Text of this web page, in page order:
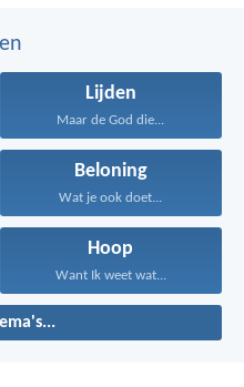
Lijden
Maar de God die...
Beloning
Wat je ook doet...
Hoop
Want Ik weet wat...